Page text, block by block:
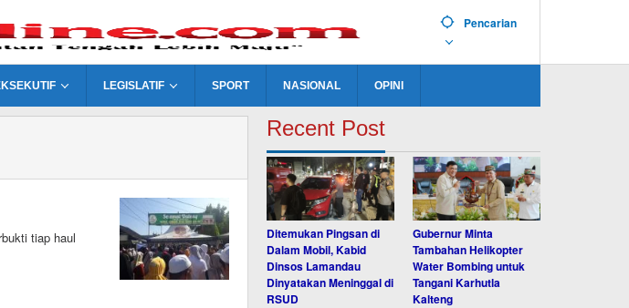
Pencarian
LEGISLATIF SPORT NASIONAL OPINI
tiap haul
Recent Post
Ditemukan Pingsan di
Dalam Mobil, Kabid
Dinsos Lamandau
Dinyatakan Meninggal di
RSUD
Gubernur Minta
Tambahan Helikopter
Water Bombing untuk
Tangani Karhutla
Kalteng